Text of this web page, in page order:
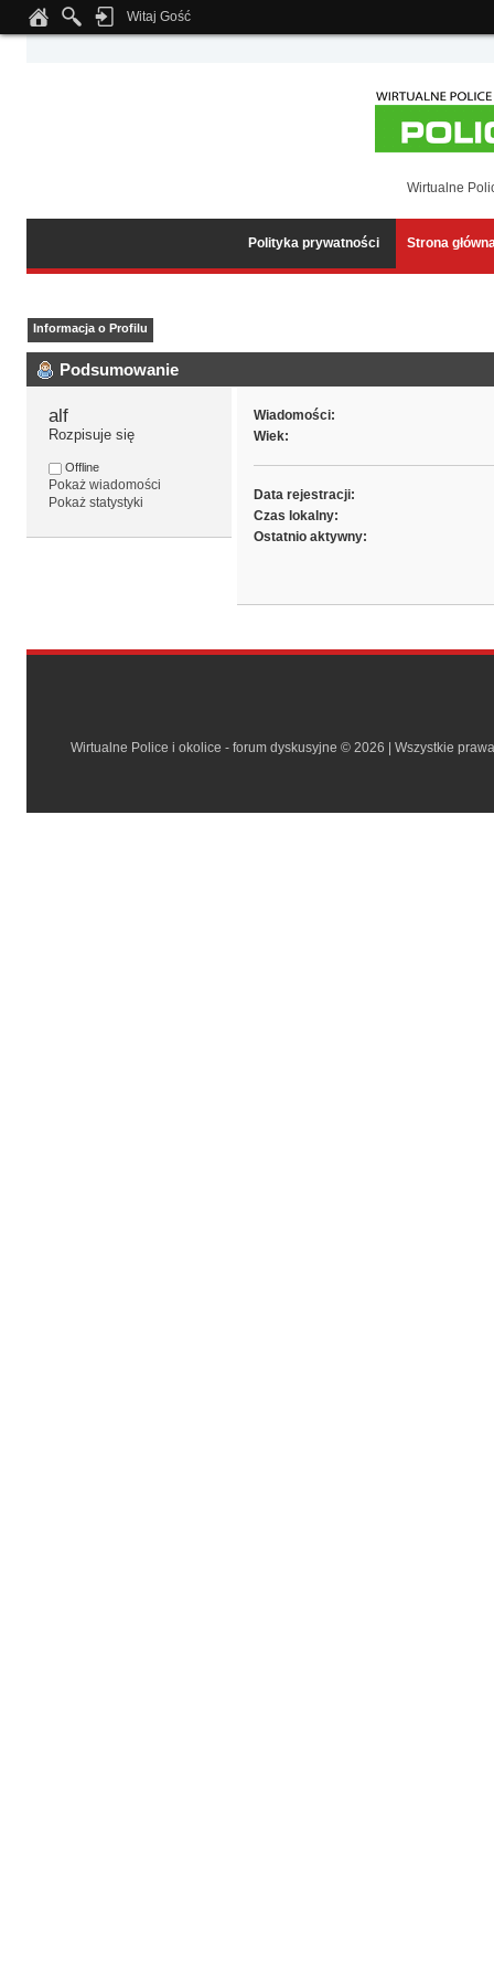
Notice: Undefined index: tapatalk_body_hook in
Witaj Gość
Wirtualne
Polityka prywatności Strona
Informacja o Profilu
Podsumowanie
alf
Rozpisuje się
Offline
Pokaż wiadomości
Pokaż statystyki
Wiadomości:
Wiek:
Data rejestracji:
Czas lokalny:
Ostatnio aktywny:
Wirtualne Police i okolice - forum dyskusyjne © 2026 | Wszystkie